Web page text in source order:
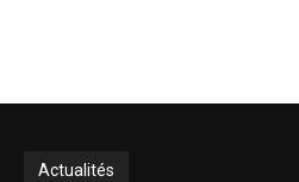
Actualités